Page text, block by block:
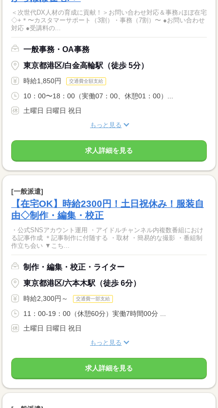
＜次世代DX人材の育成に貢献！＞お問い合わせ対応＆事務♪ほぼ在宅
◇+＊〜カスタマーサポート（3割）・事務（7割）〜 ●お問い合わせ
対応 ●受講料の...
一般事務・OA事務
東京都港区/白金高輪駅（徒歩 5分）
時給1,850円 交通費全額支給
10：00〜18：00（実働07：00、休憩01：00）...
土曜日 日曜日 祝日
もっと見る
求人詳細を見る
[一般派遣]
【在宅OK】時給2300円！土日祝休み！服装自
由◇制作・編集・校正
・公式SNSアカウント運用 ・アイドルチャンネル内複数番組におけ
る記事作成 ＊記事制作に付随する ・取材 ・簡易的な撮影 ・番組制
作立ち会い ▼こち...
制作・編集・校正・ライター
東京都港区/六本木駅（徒歩 6分）
時給2,300円～ 交通費一部支給
11：00-19：00（休憩60分）実働7時間00分 ...
土曜日 日曜日 祝日
もっと見る
求人詳細を見る